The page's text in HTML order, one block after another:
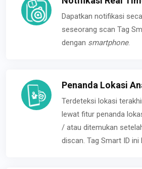
Dapatkan notifikasi
seseorang scan Tag
dengan smartphone.
Penanda Lokasi
Terdeteksi lokasi
lewat fitur penanda
/ atau ditemukan
discan. Tag Smart ID ini